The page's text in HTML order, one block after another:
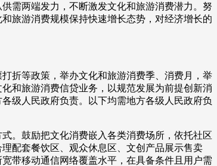
才艺 网展 央央好物
两端发力，不断激发文化和旅游消费潜力。努
旅游消费规模保持快速增长态势，对经济增长的
折等政策，举办文化和旅游消费季、消费月，举
和旅游消费信贷业务，以规范发展为前提创新消
级人民政府负责。以下均需地方各级人民政府负
鼓励把文化消费嵌入各类消费场所，依托社区
配套餐饮区、观众休息区、文创产品展示售卖
带移动通信网络覆盖水平，在具备条件且用户需